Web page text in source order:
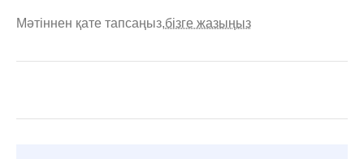
Мәтіннен қате тапсаңыз,бізге жазыңыз